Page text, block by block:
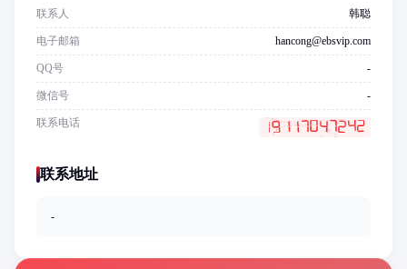
联系人 韩聪
电子邮箱 hancong@ebsvip.com
QQ号 -
微信号 -
联系电话
联系地址
-